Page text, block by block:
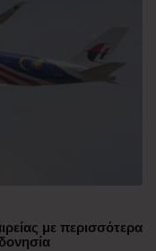
με περισσότερα